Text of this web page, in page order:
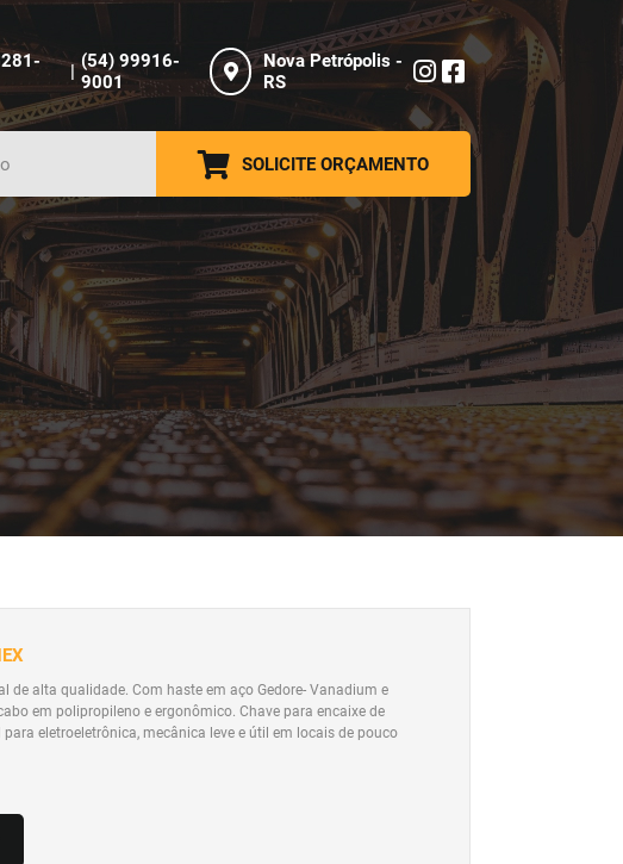
| (54) 99916-
9001
Nova Petrópolis -
RS
SOLICITE ORÇAMENTO
de alta qualidade. Com haste em aço Gedore- Vanadium e
em polipropileno e ergonômico. Chave para encaixe de
eletroeletrônica, mecânica leve e útil em locais de pouco